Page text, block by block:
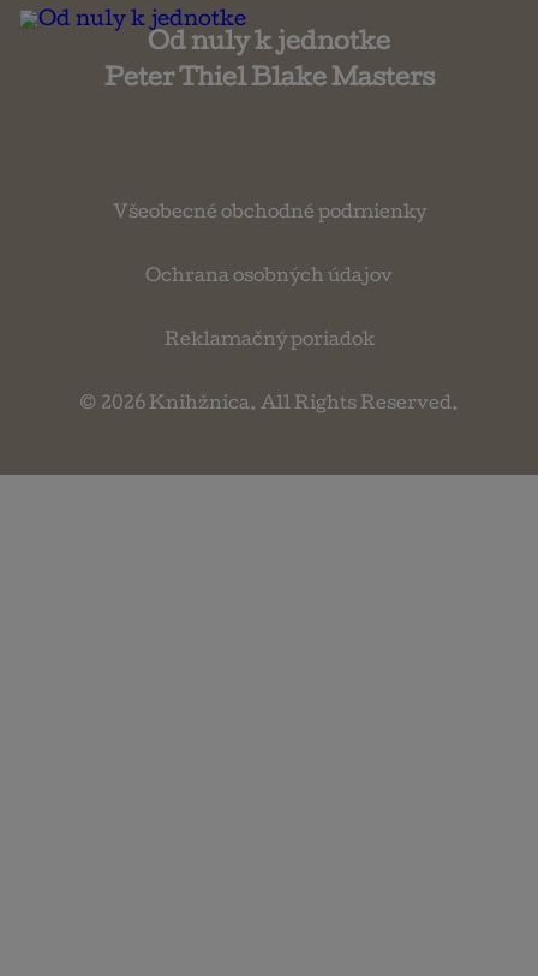
Od nuly k jednotke
Peter Thiel Blake Masters
Všeobecné obchodné podmienky
Ochrana osobných údajov
Reklamačný poriadok
© 2026 Knihžnica. All Rights Reserved.